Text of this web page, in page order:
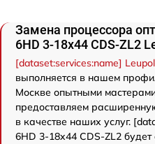
Замена процессора
6HD 3-18x44 CDS-ZL2
[dataset:services:name]
выполняется в нашем
Москве опытными
предоставляем
в качестве наших услуг.
6HD 3-18x44 CDS-ZL2